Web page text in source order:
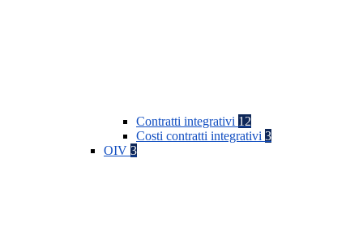
Contratti integrativi 12
Costi contratti integrativi 3
OIV 3